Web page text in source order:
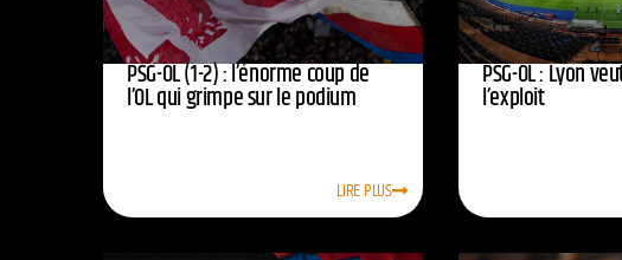
PSG-OL (1-2) : l’énorme coup de
l’OL qui grimpe sur le podium
LIRE PLUS
PSG-OL : Lyon
l’exploit